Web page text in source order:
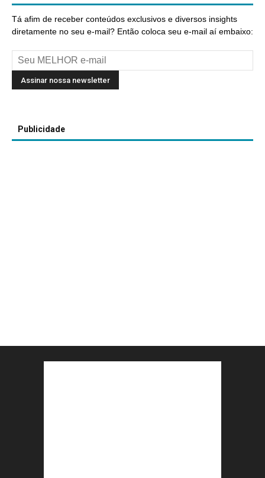
Tá afim de receber conteúdos exclusivos e diversos insights
diretamente no seu e-mail? Então coloca seu e-mail aí embaixo:
Publicidade